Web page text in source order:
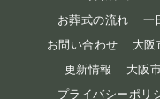
お葬式の流れ
一
お問い合わせ
大阪
更新情報
大阪
プライバシーポリ